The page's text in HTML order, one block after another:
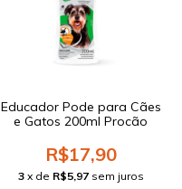
Educador Pode para Cães
e Gatos 200ml Procão
R$17,90
3 x de R$5,97 sem juros